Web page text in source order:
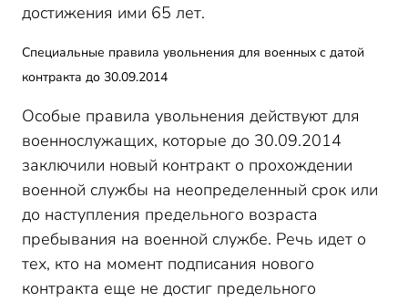
достижения ими 65 лет.
Специальные правила увольнения для военных с датой
контракта до 30.09.2014
Особые правила увольнения действуют для
военнослужащих, которые до 30.09.2014
заключили новый контракт о прохождении
военной службы на неопределенный срок или
до наступления предельного возраста
пребывания на военной службе. Речь идет о
тех, кто на момент подписания нового
контракта еще не достиг предельного